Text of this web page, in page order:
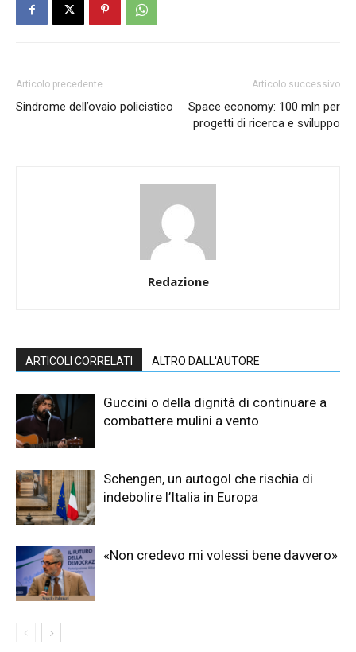
Articolo precedente
Sindrome dell’ovaio policistico
Articolo successivo
Space economy: 100 mln per
progetti di ricerca e sviluppo
Redazione
ARTICOLI CORRELATI ALTRO DALL'AUTORE
Guccini o della dignità di continuare a
combattere mulini a vento
Schengen, un autogol che rischia di
indebolire l’Italia in Europa
«Non credevo mi volessi bene davvero»